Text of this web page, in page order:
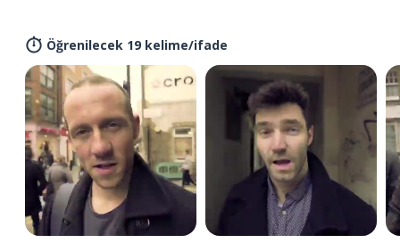
Öğrenilecek 19 kelime/ifade